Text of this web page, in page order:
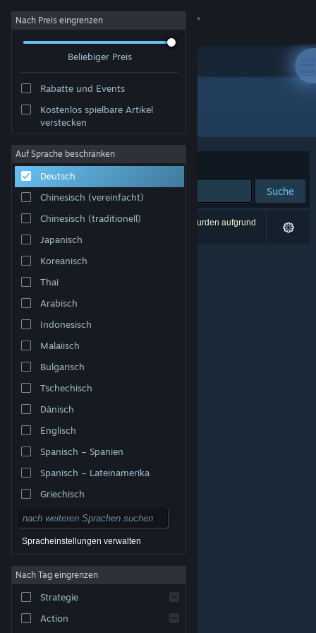
Anmelden
Info
Support
Sprache ändern
Steam-Mobile-App herunterladen
Desktopversion anzeigen
© Valve Corporation. Alle Rechte vorbehalten. Alle
USA und anderen Ländern.
Rechtliches
Barrierefreiheit
Nutzungsvertrag
Nach Preis eingrenzen
Beliebiger Preis
Rabatte und Events
Kostenlos spielbare Artikel
verstecken
Auf Sprache beschränken
Deutsch
Chinesisch (vereinfacht)
Chinesisch (traditionell)
Japanisch
Koreanisch
Thai
Arabisch
Indonesisch
Malaiisch
Bulgarisch
Tschechisch
Dänisch
Englisch
Spanisch – Spanien
Spanisch – Lateinamerika
Griechisch
Spracheinstellungen verwalten
Nach Tag eingrenzen
Strategie
Action
Publisher: 夢幻泡影リョウショウカカン
Sortieren nach Relevanz
Suche
0 Ergebnisse entsprechen Ihrer Suche. 3 Titel wurden aufgrund
Ihrer Einstellungen ausgeschlossen.